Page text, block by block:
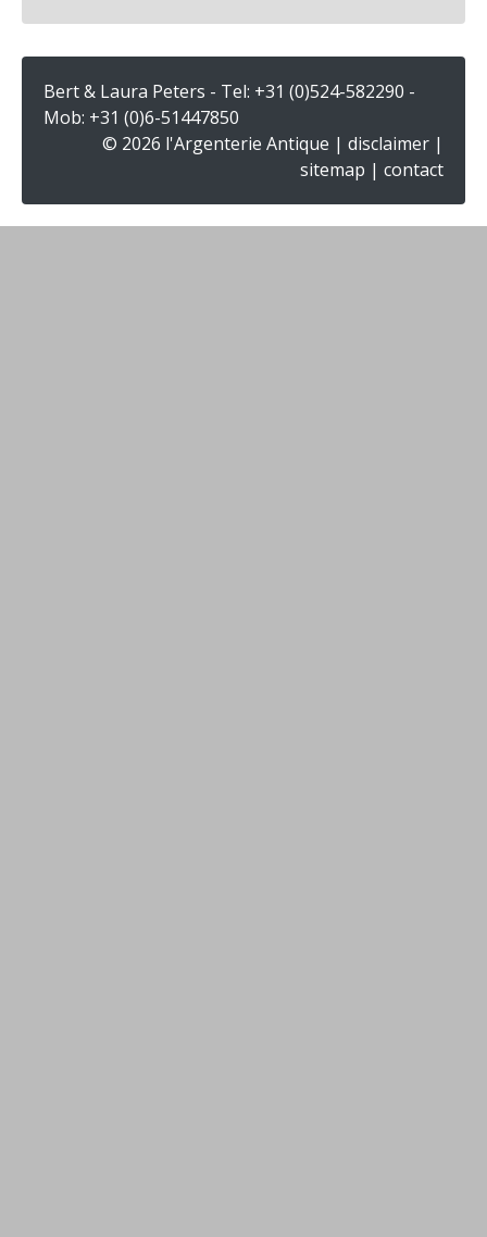
Bert & Laura Peters - Tel: +31 (0)524-582290 -
Mob: +31 (0)6-51447850
© 2026 l'Argenterie Antique | disclaimer |
sitemap | contact